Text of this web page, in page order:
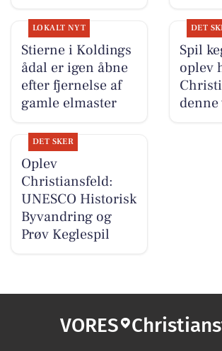
LOKALT NYT
Stierne i Koldings
ådal er igen åbne
efter fjernelse af
gamle elmaster
DET
Spil
oplev
denne
DET SKER
Oplev
Christiansfeld:
UNESCO Historisk
Byvandring og
Prøv Keglespil
VORES